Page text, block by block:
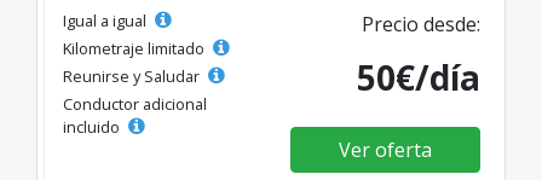
Igual a igual
Kilometraje limitado
Reunirse y Saludar
Conductor adicional
incluido
Precio desde:
50€/día
Ver oferta